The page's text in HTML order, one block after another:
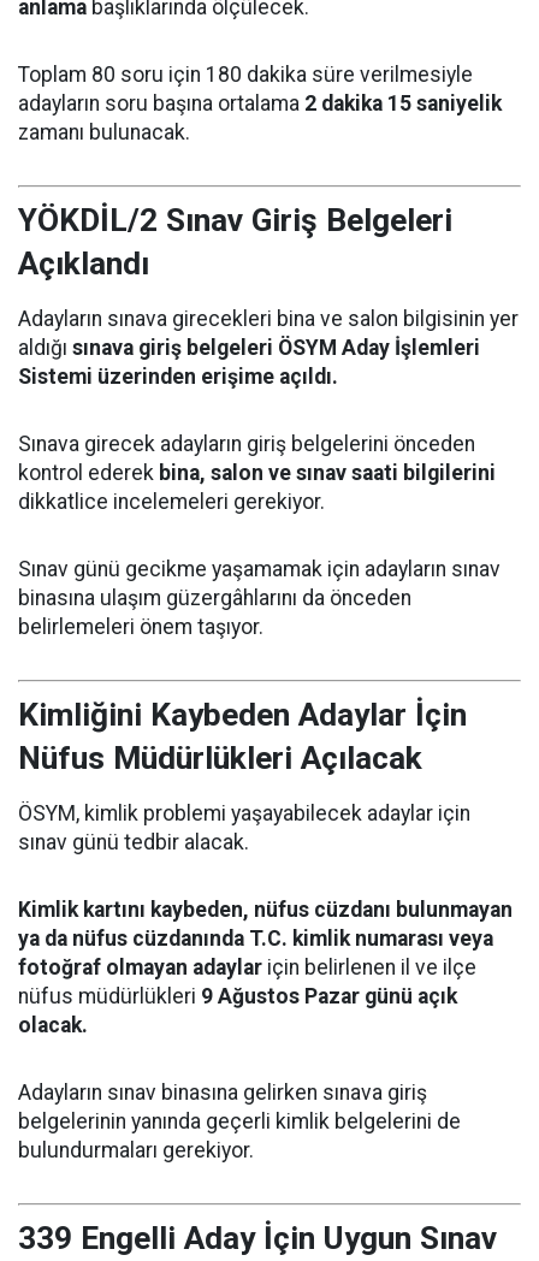
anlama başlıklarında ölçülecek.
Toplam 80 soru için 180 dakika süre verilmesiyle
adayların soru başına ortalama 2 dakika 15 saniyelik
zamanı bulunacak.
YÖKDİL/2 Sınav Giriş Belgeleri
Açıklandı
Adayların sınava girecekleri bina ve salon bilgisinin yer
aldığı sınava giriş belgeleri ÖSYM Aday İşlemleri
Sistemi üzerinden erişime açıldı.
Sınava girecek adayların giriş belgelerini önceden
kontrol ederek bina, salon ve sınav saati bilgilerini
dikkatlice incelemeleri gerekiyor.
Sınav günü gecikme yaşamamak için adayların sınav
binasına ulaşım güzergâhlarını da önceden
belirlemeleri önem taşıyor.
Kimliğini Kaybeden Adaylar İçin
Nüfus Müdürlükleri Açılacak
ÖSYM, kimlik problemi yaşayabilecek adaylar için
sınav günü tedbir alacak.
Kimlik kartını kaybeden, nüfus cüzdanı bulunmayan
ya da nüfus cüzdanında T.C. kimlik numarası veya
fotoğraf olmayan adaylar için belirlenen il ve ilçe
nüfus müdürlükleri 9 Ağustos Pazar günü açık
olacak.
Adayların sınav binasına gelirken sınava giriş
belgelerinin yanında geçerli kimlik belgelerini de
bulundurmaları gerekiyor.
339 Engelli Aday İçin Uygun Sınav